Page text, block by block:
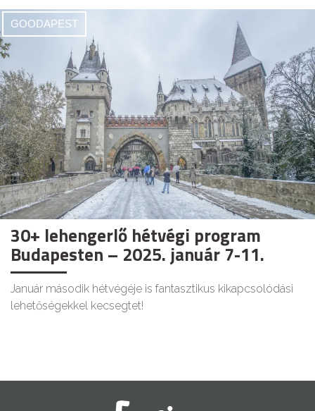
GOODAPEST
30+ lehengerlő hétvégi program
Budapesten – 2025. január 7-11.
Január második hétvégéje is fantasztikus kikapcsolódási
lehetőségekkel kecsegtet!